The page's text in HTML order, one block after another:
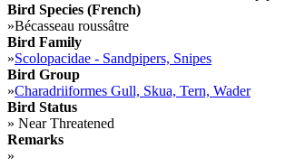
Bird Species (French)
»Bécasseau roussâtre
Bird Family
»Scolopacidae - Sandpipers, Snipes
Bird Group
»Charadriiformes Gull, Skua, Tern, Wader
Bird Status
» Near Threatened
Remarks
»